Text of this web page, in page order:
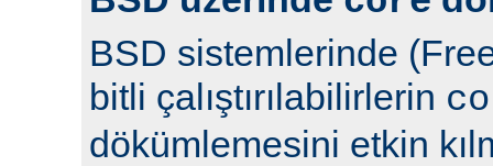
BSD sistemlerinde
bitli çalıştırılabilirlerin
dökümlemesini etkin